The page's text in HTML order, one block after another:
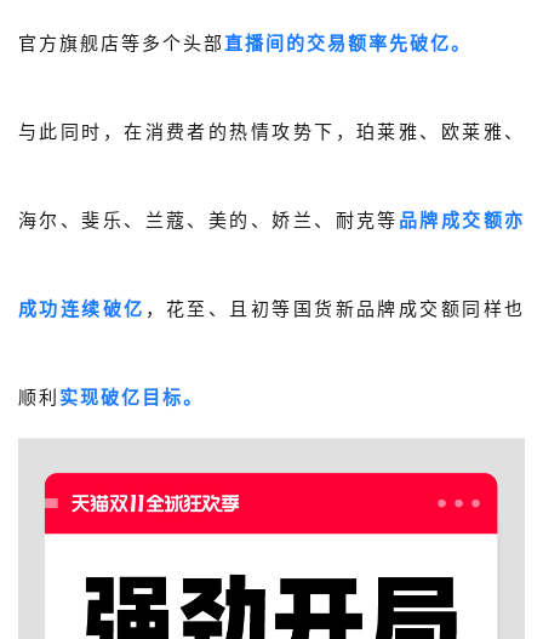
官方旗舰店等多个头部 直播间的交易额率先破亿。
与此同时，在消费者的热情攻势下，珀莱雅、欧莱雅、
海尔、斐乐、兰蔻、美的、娇兰、耐克等 品牌 成交额亦
成功连续破亿 ，花至、且初等国货新品牌成交额同样也
顺利 实现破亿目标。